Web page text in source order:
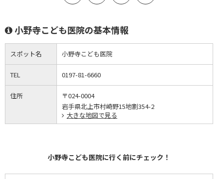
小野寺こども医院の基本情報
スポット名 小野寺こども医院
TEL 0197-81-6660
住所
〒024-0004
岩手県北上市村崎野15地割354-2
大きな地図で見る
小野寺こども医院に行く前にチェック！